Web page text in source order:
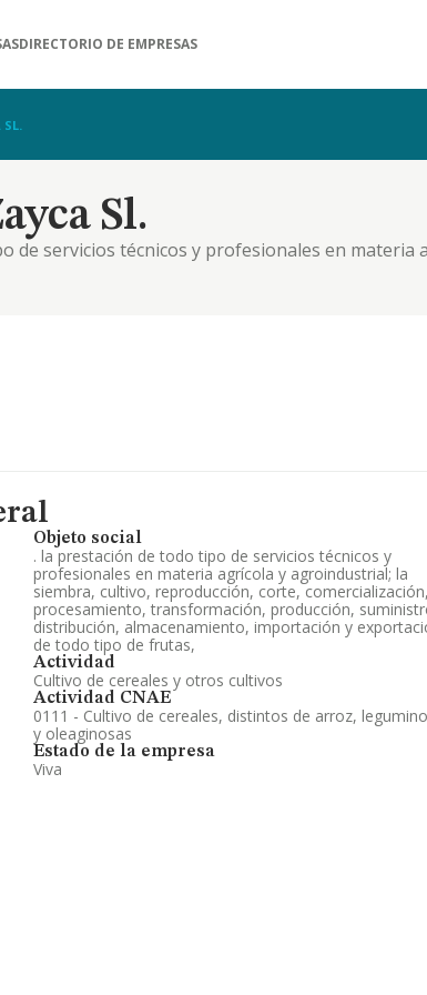
DIRECTORIO DE EMPRESAS
Sl.
de servicios técnicos y profesionales en materia
corte, comercialización, procesamiento,
Objeto social
. la prestación de todo tipo de servicios técnicos y
profesionales en materia agrícola y agroindustrial; la
siembra, cultivo, reproducción, corte, comercialización,
procesamiento, transformación, producción,
distribución, almacenamiento, importación y
de todo tipo de frutas,
Actividad
Cultivo de cereales y otros cultivos
Actividad CNAE
0111 - Cultivo de cereales, distintos de arroz,
y oleaginosas
Estado de la empresa
Viva